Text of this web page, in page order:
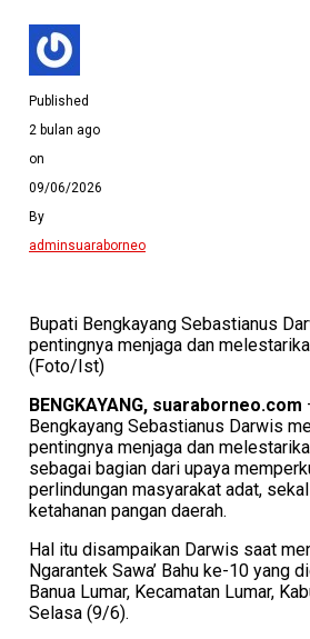
Published
2 bulan ago
on
09/06/2026
By
adminsuaraborneo
Bupati Bengkayang Sebastianus
pentingnya menjaga dan
(Foto/Ist)
BENGKAYANG, suaraborneo.com
Bengkayang Sebastianus Darwis
pentingnya menjaga dan
sebagai bagian dari upaya
perlindungan masyarakat adat,
ketahanan pangan daerah.
Hal itu disampaikan Darwis saat
Ngarantek Sawa’ Bahu ke-10 yang
Banua Lumar, Kecamatan Lumar,
Selasa (9/6).